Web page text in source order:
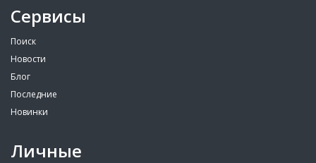
Сервисы
Поиск
Новости
Блог
Последние
Новинки
Личные